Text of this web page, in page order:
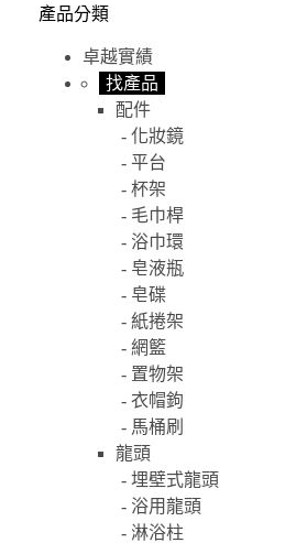
產品分類
卓越實績
找產品
配件
化妝鏡
平台
杯架
毛巾桿
浴巾環
皂液瓶
皂碟
紙捲架
網籃
置物架
衣帽鉤
馬桶刷
龍頭
埋壁式龍頭
浴用龍頭
淋浴柱